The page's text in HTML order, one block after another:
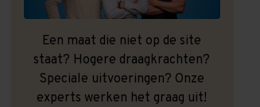
Een maat die niet op de site
staat? Hogere draagkrachten?
Speciale uitvoeringen? Onze
experts werken het graag uit!